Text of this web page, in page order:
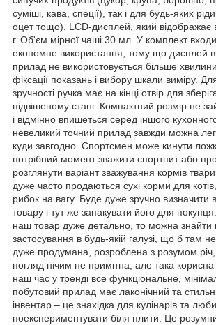
суміші, кава, спеції), так і для будь-яких
оцет тощо). LCD-дисплей, який відображає
г. Об'єм мірної чаші 30 мл. У комплект
економне використання, тому що дисплей
прилад не використовується більше
фіксації показань і вибору шкали виміру.
зручності ручка має на кінці отвір для
підвішеному стані. Компактний розмір не
і відмінно впишеться серед іншого
невеликий точний прилад завжди можна
куди завгодно. Спортсмен може кинути
потрібний момент зважити спортпит або
розглянути варіант зважування кормів
дуже часто продаються сухі корми для
рибок на вагу. Буде дуже зручно визначити
товару і тут же запакувати його для
наш товар дуже детально, то можна знайти
застосування в будь-якій галузі, що б там
дуже продумана, розроблена з розумом
погляд нічим не примітна, але така корисна
наш час у тренді все функціональне,
побутовий прилад має лаконічний та
інвентар – це знахідка для кулінарів та
поекспериментувати біля плити. Це